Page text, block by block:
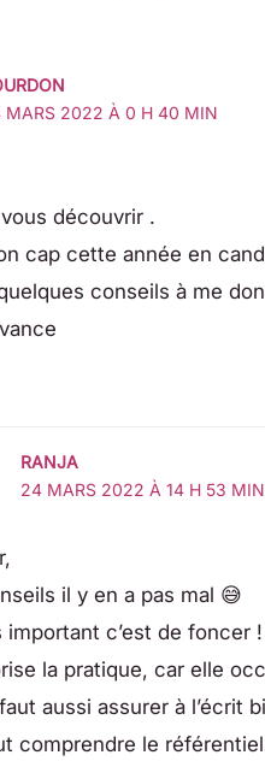
MARS 2022 À 0 H 40 MIN
découvrir .
cap cette année en
conseils à me
RANJA
24 MARS 2022 À 14 H 53 MIN
il y en a pas mal 😅
important c’est de foncer !
la pratique, car elle
aussi assurer à l’écrit
comprendre le